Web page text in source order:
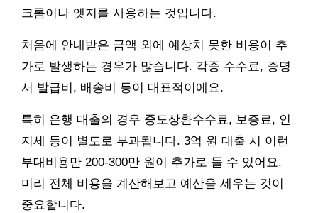
크롬이나 엣지를 사용하는 것입니다.
처음에 안내받은 금액 외에 예상치 못한 비용이 추
가로 발생하는 경우가 많습니다. 각종 수수료, 증명
서 발급비, 배송비 등이 대표적이에요.
특히 은행 대출의 경우 중도상환수수료, 보증료, 인
지세 등이 별도로 부과됩니다. 3억 원 대출 시 이런
부대비용만 200-300만 원이 추가로 들 수 있어요.
미리 전체 비용을 계산해보고 예산을 세우는 것이
중요합니다.